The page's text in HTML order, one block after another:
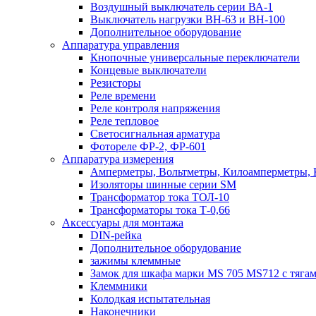
Воздушный выключатель серии ВА-1
Выключатель нагрузки ВН-63 и ВН-100
Дополнительное оборудование
Аппаратура управления
Кнопочные универсальные переключатели
Концевые выключатели
Резисторы
Реле времени
Реле контроля напряжения
Реле тепловое
Светосигнальная арматура
Фотореле ФР-2, ФР-601
Аппаратура измерения
Амперметры, Вольтметры, Килоамперметры,
Изоляторы шинные серии SM
Трансформатор тока ТОЛ-10
Трансформаторы тока Т-0,66
Аксессуары для монтажа
DIN-рейка
Дополнительное оборудование
зажимы клеммные
Замок для шкафа марки MS 705 MS712 с
Клеммники
Колодкая испытательная
Наконечники